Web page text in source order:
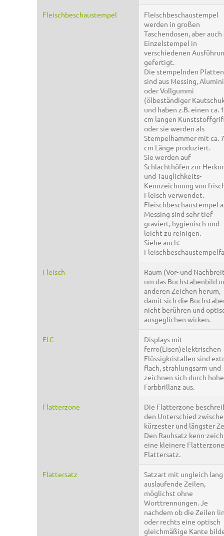
Fleischbeschaustempel
Fleischbeschaustempel
werden in großen
Taschendosen, aber auch
Einzelstempel in
verschiedenen
gefertigt.
Die stempelnden Platten
sind aus Messing,
oder Vollgummi
(ölbeständiger
und haben z.B. einen ca.
cm langen
oder sie werden als
Stempelhammer mit ca.
cm Länge produziert.
Sie werden auf
Schlachthöfen zur
und Tauglichkeits-
Kennzeichnung von
Fleisch verwendet.
Fleischbeschaustempel
Messing sind sehr tief
graviert, hygienisch und
leicht zu reinigen.
Siehe auch:
Fleisch
Raum (Vor- und
um das Buchstabenbild
anderen Zeichen herum,
damit sich die
nicht berühren und
ausgeglichen wirken.
FLC
Displays mit
ferro(Eisen)elektrischen
Flüssigkristallen sind
flach, strahlungsarm und
zeichnen sich durch hohe
Farbbrillanz aus.
Flatterzone
Die Flatterzone
den Unterschied
kürzester und längster
Den Rauhsatz kenn-
eine kleinere
Flattersatz.
Flattersatz
Satzart mit ungleich lang
auslaufende Zeilen,
möglichst ohne
Worttrennungen. Je
nachdem ob die Zeilen
oder rechts eine optisch
gleichmäßige Kante